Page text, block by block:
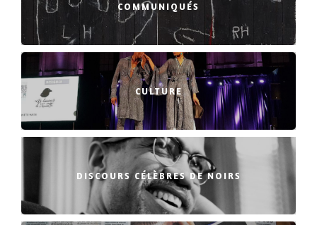
COMMUNIQUÉS
CULTURE
DISCOURS CÉLÈBRES DE NOIRS